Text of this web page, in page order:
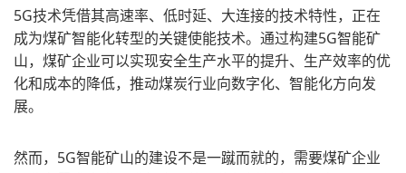
5G技术凭借其高速率、低时延、大连接的技术特性，正在
成为煤矿智能化转型的关键使能技术。通过构建5G智能矿
山，煤矿企业可以实现安全生产水平的提升、生产效率的优
化和成本的降低，推动煤炭行业向数字化、智能化方向发
展。
然而，5G智能矿山的建设不是一蹴而就的，需要煤矿企业